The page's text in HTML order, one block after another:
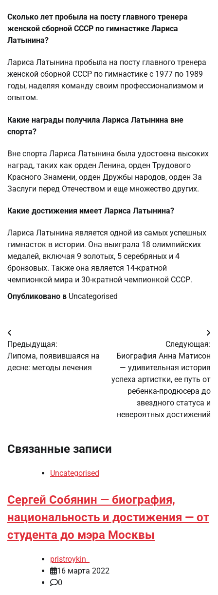
Сколько лет пробыла на посту главного тренера
женской сборной СССР по гимнастике Лариса
Латынина?
Лариса Латынина пробыла на посту главного тренера
женской сборной СССР по гимнастике с 1977 по 1989
годы, наделяя команду своим профессионализмом и
опытом.
Какие награды получила Лариса Латынина вне
спорта?
Вне спорта Лариса Латынина была удостоена высоких
наград, таких как орден Ленина, орден Трудового
Красного Знамени, орден Дружбы народов, орден За
Заслуги перед Отечеством и еще множество других.
Какие достижения имеет Лариса Латынина?
Лариса Латынина является одной из самых успешных
гимнасток в истории. Она выиграла 18 олимпийских
медалей, включая 9 золотых, 5 серебряных и 4
бронзовых. Также она является 14-кратной
чемпионкой мира и 30-кратной чемпионкой СССР.
Опубликовано в Uncategorised
Навигация
по
записям
Предыдущая:
Липома, появившаяся на
десне: методы лечения
Следующая:
Биография Анна Матисон
— удивительная история
успеха артистки, ее путь от
ребенка-продюсера до
звездного статуса и
невероятных достижений
Связанные записи
Uncategorised
Сергей Собянин — биография,
национальность и достижения — от
студента до мэра Москвы
pristroykin_
16 марта 2022
0